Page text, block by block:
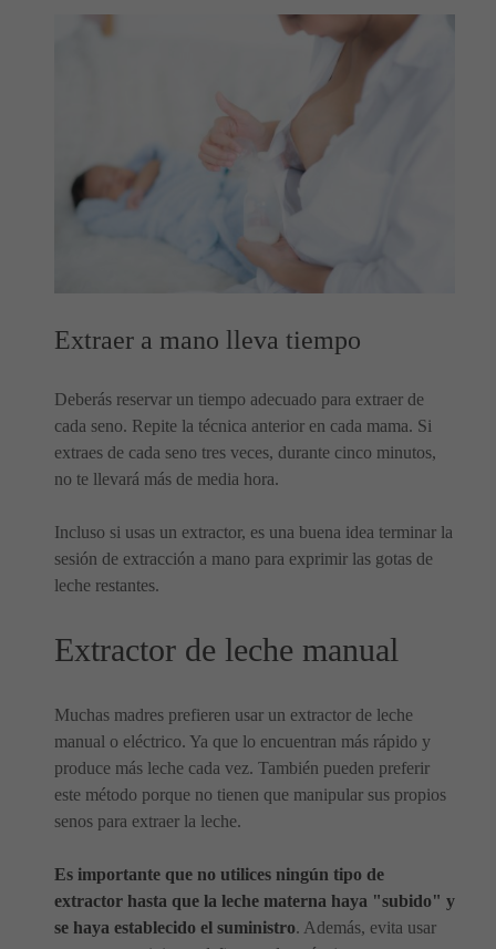
Extraer a mano lleva tiempo
Deberás reservar un tiempo adecuado para extraer de
cada seno. Repite la técnica anterior en cada mama. Si
extraes de cada seno tres veces, durante cinco minutos,
no te llevará más de media hora.
Incluso si usas un extractor, es una buena idea terminar la
sesión de extracción a mano para exprimir las gotas de
leche restantes.
Extractor de leche manual
Muchas madres prefieren usar un extractor de leche
manual o eléctrico. Ya que lo encuentran más rápido y
produce más leche cada vez. También pueden preferir
este método porque no tienen que manipular sus propios
senos para extraer la leche.
Es importante que no utilices ningún tipo de
extractor hasta que la leche materna haya "subido" y
se haya establecido el suministro. Además, evita usar